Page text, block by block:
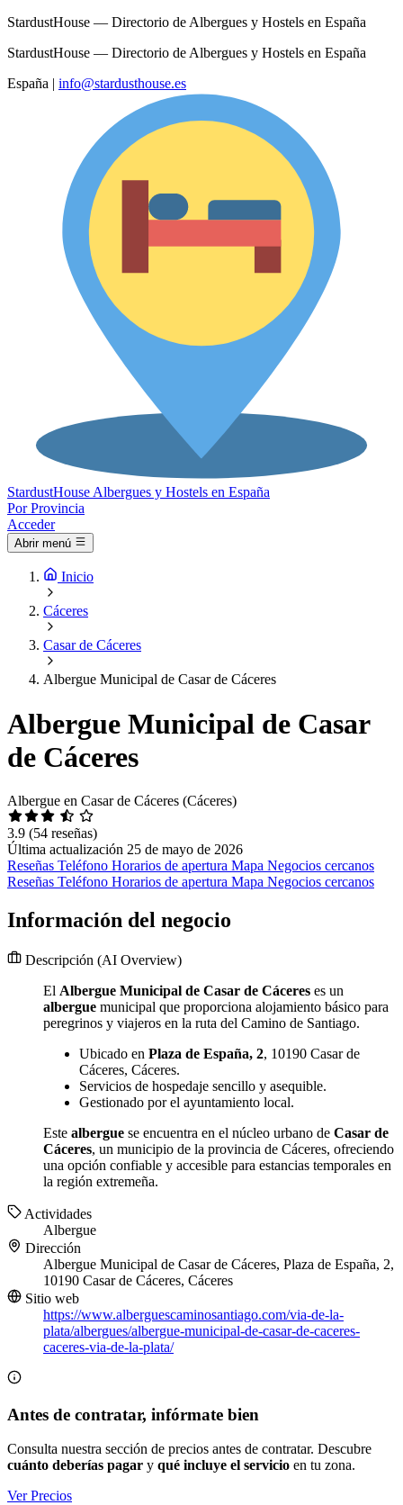
StardustHouse — Directorio de Albergues y Hostels en España
StardustHouse — Directorio de Albergues y Hostels en España
España | info@stardusthouse.es
StardustHouse Albergues y Hostels en España
Por Provincia
Acceder
Abrir menú
Inicio
Cáceres
Casar de Cáceres
Albergue Municipal de Casar de Cáceres
Albergue Municipal de Casar
de Cáceres
Albergue en Casar de Cáceres (Cáceres)
3.9 (54 reseñas)
Última actualización 25 de mayo de 2026
Reseñas Teléfono Horarios de apertura Mapa Negocios cercanos
Reseñas Teléfono Horarios de apertura Mapa Negocios cercanos
Información del negocio
Descripción (AI Overview)
El Albergue Municipal de Casar de Cáceres es un
albergue municipal que proporciona alojamiento básico para
peregrinos y viajeros en la ruta del Camino de Santiago.
Ubicado en Plaza de España, 2, 10190 Casar de
Cáceres, Cáceres.
Servicios de hospedaje sencillo y asequible.
Gestionado por el ayuntamiento local.
Este albergue se encuentra en el núcleo urbano de Casar de
Cáceres, un municipio de la provincia de Cáceres, ofreciendo
una opción confiable y accesible para estancias temporales en
la región extremeña.
Actividades
Albergue
Dirección
Albergue Municipal de Casar de Cáceres, Plaza de España, 2,
10190 Casar de Cáceres, Cáceres
Sitio web
https://www.alberguescaminosantiago.com/via-de-la-
plata/albergues/albergue-municipal-de-casar-de-caceres-
caceres-via-de-la-plata/
Antes de contratar, infórmate bien
Consulta nuestra sección de precios antes de contratar. Descubre
cuánto deberías pagar y qué incluye el servicio en tu zona.
Ver Precios